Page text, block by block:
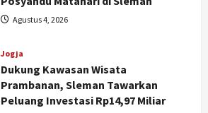
Agustus 4, 2026
Jogja
Dukung Kawasan Wisata
Prambanan, Sleman Tawarkan
Peluang Investasi Rp14,97 Miliar